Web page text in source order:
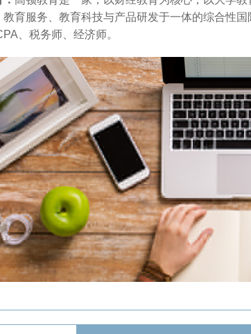
教育服务、教育科技与产品研发于一体的综合性
、税务师、经济师。